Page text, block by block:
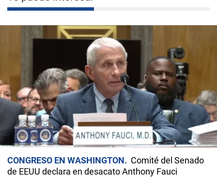
CONGRESO EN WASHINGTON
Comité del Senado
de EEUU declara en desacato Anthony Fauci